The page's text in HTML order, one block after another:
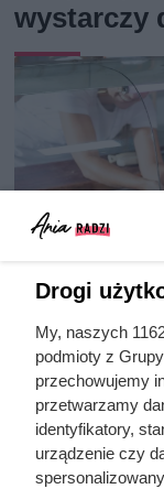
wystarczy
zaskoczeni
Drogi
My, naszych
podmioty z
przechowujemy
przetwarzamy
identyfikatory,
urządzenie czy